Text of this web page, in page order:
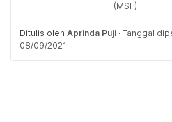
(MSF)
Ditulis oleh Aprinda Puji · Tanggal
08/09/2021